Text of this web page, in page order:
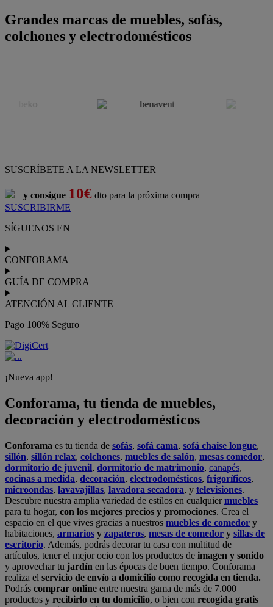
Grandes marcas de muebles, sofás,
colchones y electrodomésticos
SUSCRÍBETE A LA NEWSLETTER
y consigue 10€ dto para la próxima compra
SUSCRIBIRME
SÍGUENOS EN
CONFORAMA
GUÍA DE COMPRA
ATENCIÓN AL CLIENTE
Pago 100% Seguro
¡Nueva app!
Conforama, tu tienda de muebles,
decoración y electrodomésticos
Conforama es tu tienda de sofás, sofá cama, sofá chaise longue,
sillón, sillón relax, colchones, muebles de salón, mesas comedor,
dormitorio de juvenil, dormitorio de matrimonio, canapés,
cocinas a medida, decoración, electrodomésticos, frigoríficos,
microondas, lavavajillas, lavadora secadora, y televisiones.
Descubre nuestra amplia variedad de estilos en cualquiermuebles
para tu hogar, con los mejores precios y promociones. Crea el
espacio en el que vives gracias a nuestros muebles de comedor y
habitaciones, armarios y zapateros, mesas de comedor y sillas de
escritorio. Además, podrás decorar tu casa con multitud de
artículos, tener el mejor ocio con los productos de imagen y sonido
y aprovechar tu jardín en las épocas de buen tiempo. Conforama
realiza el servicio de envío a domicilio como recogida en tienda.
Podrás comprar online entre nuestra gama de más de 7.000
productos y recibirlo en tu domicilio, o bien con recogida gratis